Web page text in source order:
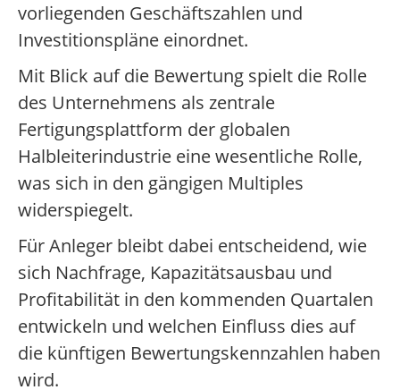
vorliegenden Geschäftszahlen und
Investitionspläne einordnet.
Mit Blick auf die Bewertung spielt die Rolle
des Unternehmens als zentrale
Fertigungsplattform der globalen
Halbleiterindustrie eine wesentliche Rolle,
was sich in den gängigen Multiples
widerspiegelt.
Für Anleger bleibt dabei entscheidend, wie
sich Nachfrage, Kapazitätsausbau und
Profitabilität in den kommenden Quartalen
entwickeln und welchen Einfluss dies auf
die künftigen Bewertungskennzahlen haben
wird.